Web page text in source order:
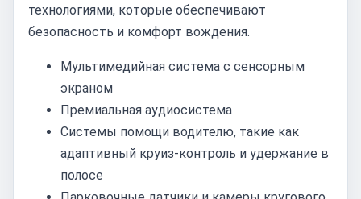
технологиями, которые обеспечивают
безопасность и комфорт вождения.
Мультимедийная система с сенсорным
экраном
Премиальная аудиосистема
Системы помощи водителю, такие как
адаптивный круиз-контроль и удержание в
полосе